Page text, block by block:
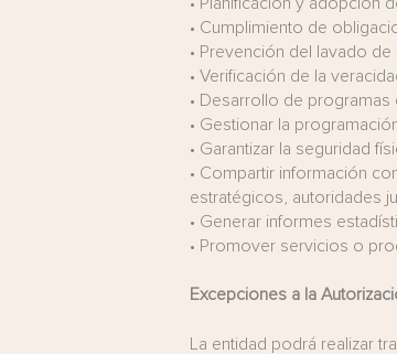
• Cumplimiento de
• Prevención del lavado de
• Verificación de la
• Desarrollo de programas
• Gestionar la
• Garantizar la seguridad
• Compartir información
estratégicos, autoridades
• Generar informes
• Promover servicios o
Excepciones a la
La entidad podrá realizar